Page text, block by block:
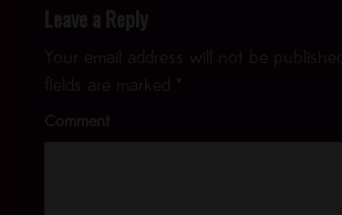
Leave a Reply
Your email address will not be published.
fields are marked
*
Comment